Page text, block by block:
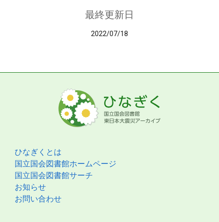
最終更新日
2022/07/18
ひなぎくとは
国立国会図書館ホームページ
国立国会図書館サーチ
お知らせ
お問い合わせ